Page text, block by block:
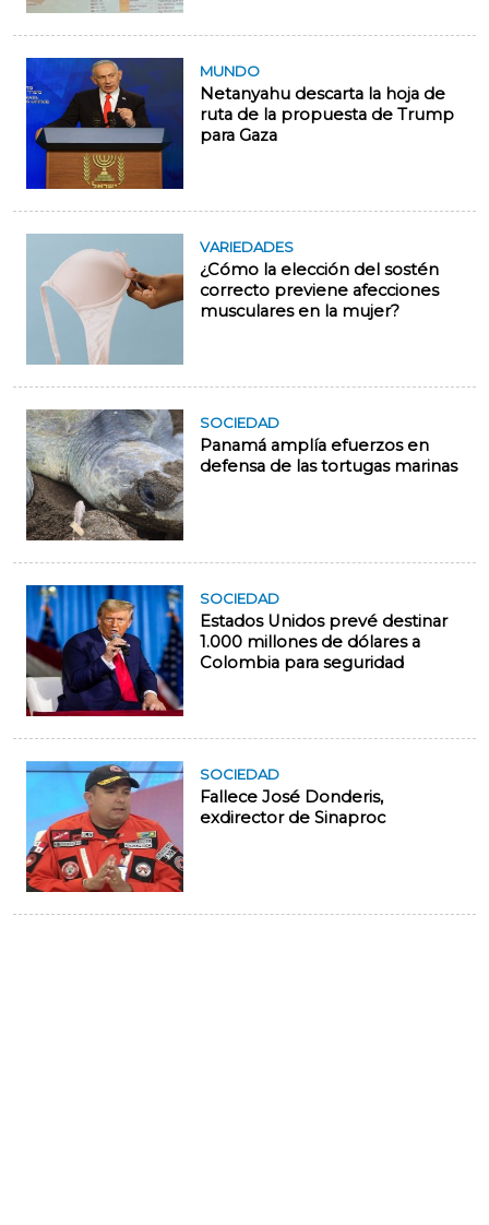
MUNDO
Netanyahu descarta la hoja de
ruta de la propuesta de Trump
para Gaza
VARIEDADES
¿Cómo la elección del sostén
correcto previene afecciones
musculares en la mujer?
SOCIEDAD
Panamá amplía efuerzos en
defensa de las tortugas marinas
SOCIEDAD
Estados Unidos prevé destinar
1.000 millones de dólares a
Colombia para seguridad
SOCIEDAD
Fallece José Donderis,
exdirector de Sinaproc